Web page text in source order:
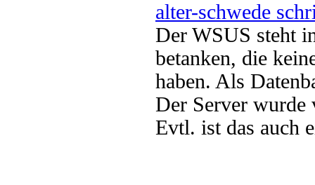
alter-schwede
Der WSUS steht
betanken, die
haben. Als
Der Server wurde
Evtl. ist das auch